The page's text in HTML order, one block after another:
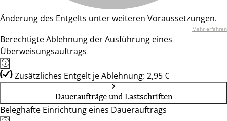
Änderung des Entgelts unter weiteren Voraussetzungen.
Mehr erfahren
Berechtigte Ablehnung der Ausführung eines
Überweisungsauftrags
Zusätzliches Entgelt je Ablehnung: 2,95 €
Daueraufträge und Lastschriften
Beleghafte Einrichtung eines Dauerauftrags